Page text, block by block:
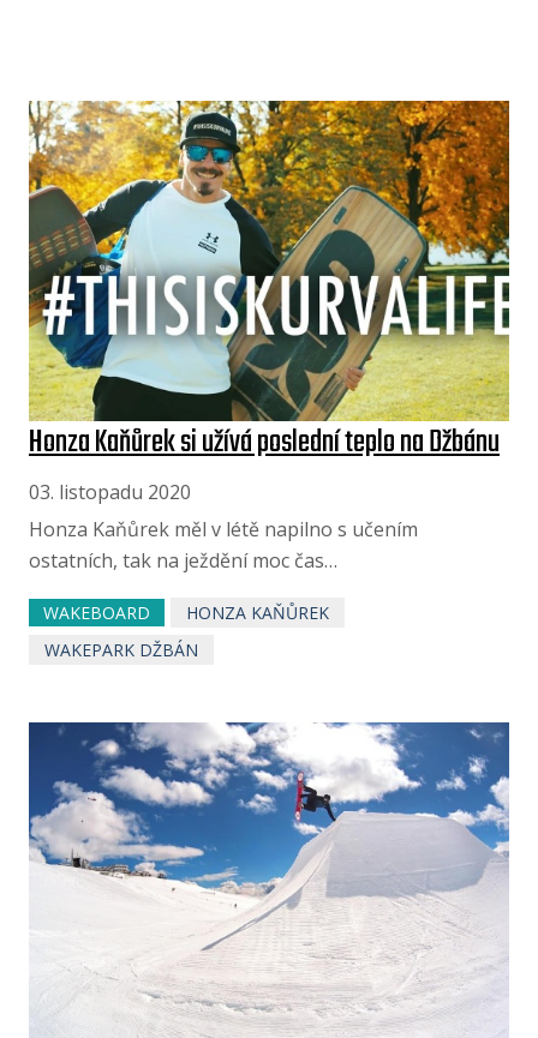
Honza Kaňůrek si užívá poslední teplo na Džbánu
03. listopadu 2020
Honza Kaňůrek měl v létě napilno s učením
ostatních, tak na ježdění moc čas…
WAKEBOARD
HONZA KAŇŮREK
WAKEPARK DŽBÁN